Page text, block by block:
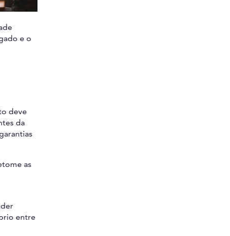
e o
deve
da
as
entre